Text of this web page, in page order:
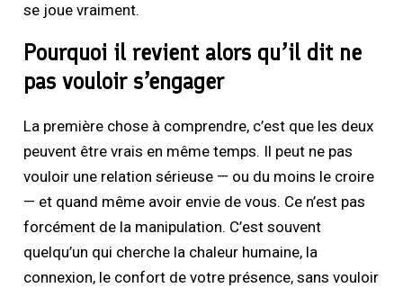
se joue vraiment.
Pourquoi il revient alors qu’il dit ne
pas vouloir s’engager
La première chose à comprendre, c’est que les deux
peuvent être vrais en même temps. Il peut ne pas
vouloir une relation sérieuse — ou du moins le croire
— et quand même avoir envie de vous. Ce n’est pas
forcément de la manipulation. C’est souvent
quelqu’un qui cherche la chaleur humaine, la
connexion, le confort de votre présence, sans vouloir